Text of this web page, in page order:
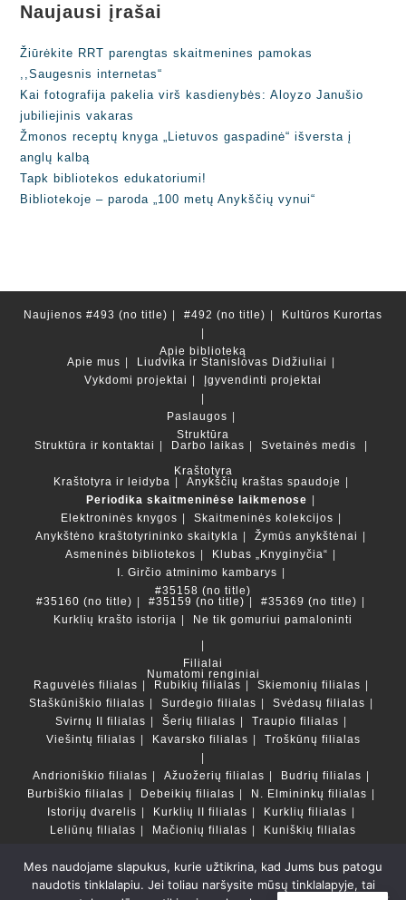
Naujausi įrašai
Žiūrėkite RRT parengtas skaitmenines pamokas
,,Saugesnis internetas“
Kai fotografija pakelia virš kasdienybės: Aloyzo Janušio
jubiliejinis vakaras
Žmonos receptų knyga „Lietuvos gaspadinė“ išversta į
anglų kalbą
Tapk bibliotekos edukatoriumi!
Bibliotekoje – paroda „100 metų Anykščių vynui“
Naujienos #493 (no title) #492 (no title) Kultūros Kurortas
Apie biblioteką
Apie mus
Liudvika ir Stanislovas Didžiuliai
Vykdomi projektai
Įgyvendinti projektai
Paslaugos
Struktūra
Struktūra ir kontaktai
Darbo laikas
Svetainės medis
Kraštotyra
Kraštotyra ir leidyba
Anykščių kraštas spaudoje
Periodika skaitmeninėse laikmenose
Elektroninės knygos
Skaitmeninės kolekcijos
Anykštėno kraštotyrininko skaitykla
Žymūs anykštėnai
Asmeninės bibliotekos
Klubas „Knyginyčia“
I. Girčio atminimo kambarys
#35158 (no title)
#35160 (no title)
#35159 (no title)
#35369 (no title)
Kurklių krašto istorija
Ne tik gomuriui pamaloninti
Filialai
Numatomi renginiai
Raguvėlės filialas
Rubikių filialas
Skiemonių filialas
Staškūniškio filialas
Surdegio filialas
Svėdasų filialas
Svirnų II filialas
Šerių filialas
Traupio filialas
Viešintų filialas
Kavarsko filialas Troškūnų filialas
Andrioniškio filialas Ažuožerių filialas
Budrių filialas
Burbiškio filialas
Debeikių filialas
N. Elmininkų filialas
Istorijų dvarelis
Kurklių II filialas
Kurklių filialas
Leliūnų filialas
Mačionių filialas Kuniškių filialas
Duomenų bazės ir katalogai
LT
Mes naudojame slapukus, kurie užtikrina, kad Jums bus patogu
naudotis tinklalapiu. Jei toliau naršysite mūsų tinklalapyje, tai